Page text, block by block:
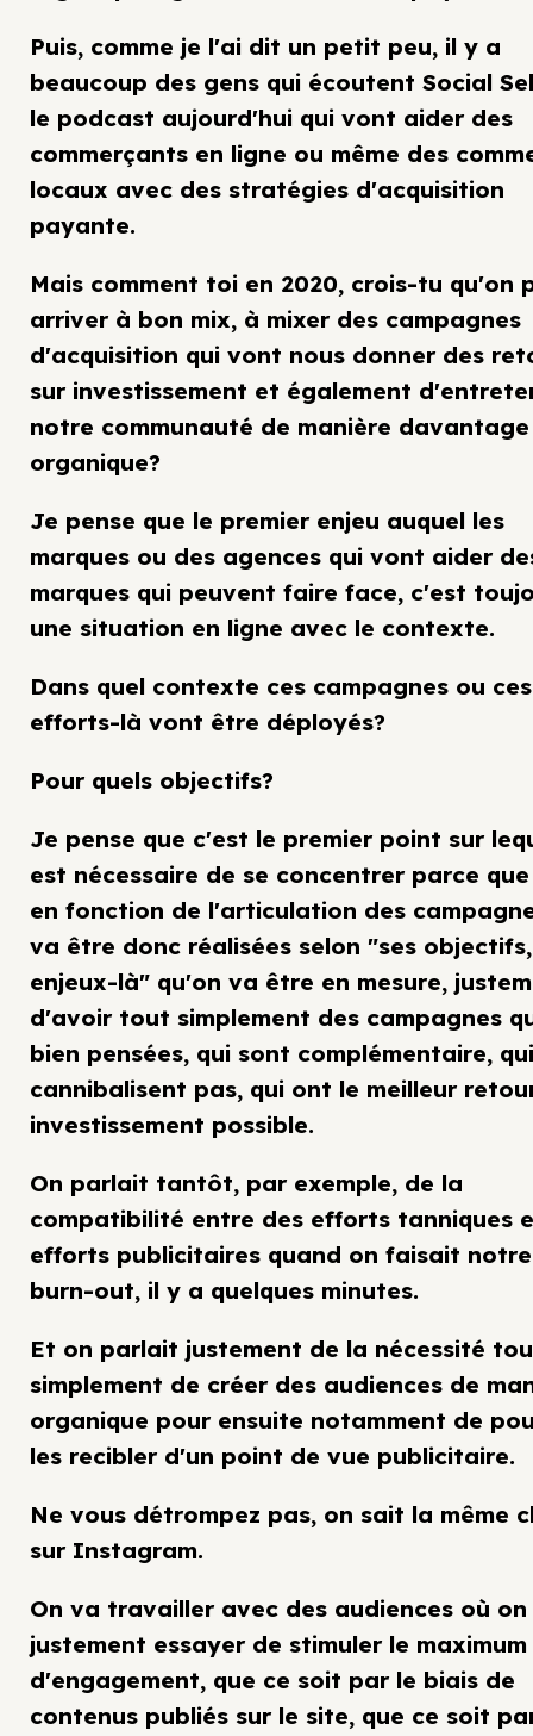
Puis, comme je l'ai dit un petit peu, il y a
beaucoup des gens qui écoutent Social
le podcast aujourd'hui qui vont aider des
commerçants en ligne ou même des
locaux avec des stratégies d'acquisition
payante.
Mais comment toi en 2020, crois-tu qu'on
arriver à bon mix, à mixer des campagnes
d'acquisition qui vont nous donner des
sur investissement et également
notre communauté de manière davantage
organique?
Je pense que le premier enjeu auquel les
marques ou des agences qui vont aider
marques qui peuvent faire face, c'est
une situation en ligne avec le contexte.
Dans quel contexte ces campagnes ou ces
efforts-là vont être déployés?
Pour quels objectifs?
Je pense que c'est le premier point sur
est nécessaire de se concentrer parce
en fonction de l'articulation des
va être donc réalisées selon "ses
enjeux-là" qu'on va être en mesure,
d'avoir tout simplement des campagnes
bien pensées, qui sont complémentaire,
cannibalisent pas, qui ont le meilleur
investissement possible.
On parlait tantôt, par exemple, de la
compatibilité entre des efforts tanniques
efforts publicitaires quand on faisait
burn-out, il y a quelques minutes.
Et on parlait justement de la nécessité
simplement de créer des audiences de
organique pour ensuite notamment de
les recibler d'un point de vue publicitaire.
Ne vous détrompez pas, on sait la même
sur Instagram.
On va travailler avec des audiences où
justement essayer de stimuler le maximum
d'engagement, que ce soit par le biais de
contenus publiés sur le site, que ce soit